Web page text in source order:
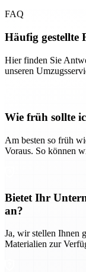
FAQ
Häufig gestellte
Hier finden Sie
unseren
Wie früh sollte
Am besten so früh
Voraus. So können
Bietet Ihr
an?
Ja, wir stellen Ihnen
Materialien zur